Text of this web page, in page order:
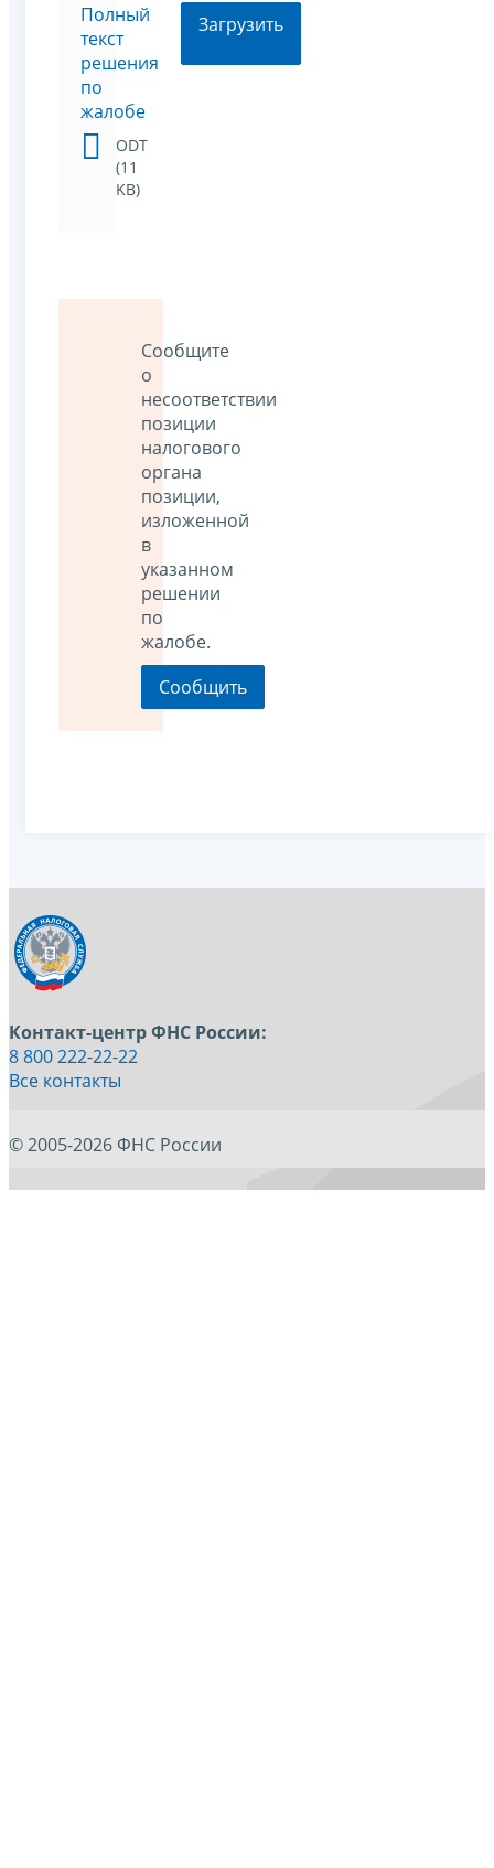
Полный
текст
решения
по
жалобе
ODT
(11
KB)
Загрузить
Сообщите
о
несоответствии
позиции
налогового
органа
позиции,
изложенной
в
указанном
решении
по
жалобе.
Контакт-центр ФНС России:
8 800 222-22-22
Все контакты
© 2005-2026 ФНС России